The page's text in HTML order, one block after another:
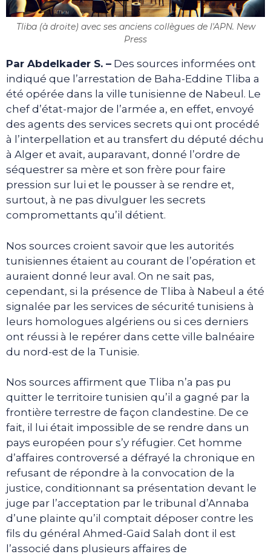
Tliba (à droite) avec ses anciens collègues de l'APN. New
Press
Par Abdelkader S. – Des sources informées ont
indiqué que l’arrestation de Baha-Eddine Tliba a
été opérée dans la ville tunisienne de Nabeul. Le
chef d’état-major de l’armée a, en effet, envoyé
des agents des services secrets qui ont procédé
à l’interpellation et au transfert du député déchu
à Alger et avait, auparavant, donné l’ordre de
séquestrer sa mère et son frère pour faire
pression sur lui et le pousser à se rendre et,
surtout, à ne pas divulguer les secrets
compromettants qu’il détient.
Nos sources croient savoir que les autorités
tunisiennes étaient au courant de l’opération et
auraient donné leur aval. On ne sait pas,
cependant, si la présence de Tliba à Nabeul a été
signalée par les services de sécurité tunisiens à
leurs homologues algériens ou si ces derniers
ont réussi à le repérer dans cette ville balnéaire
du nord-est de la Tunisie.
Nos sources affirment que Tliba n’a pas pu
quitter le territoire tunisien qu’il a gagné par la
frontière terrestre de façon clandestine. De ce
fait, il lui était impossible de se rendre dans un
pays européen pour s’y réfugier. Cet homme
d’affaires controversé a défrayé la chronique en
refusant de répondre à la convocation de la
justice, conditionnant sa présentation devant le
juge par l’acceptation par le tribunal d’Annaba
d’une plainte qu’il comptait déposer contre les
fils du général Ahmed-Gaïd Salah dont il est
l’associé dans plusieurs affaires de